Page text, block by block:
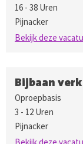
16 - 38 Uren
Pijnacker
Bekijk deze
Bijbaan
Oproepbasis
3 - 12 Uren
Pijnacker